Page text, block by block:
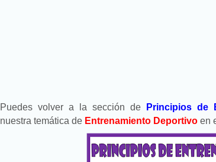
Puedes volver a la sección de Principios de
nuestra temática de Entrenamiento Deportivo en